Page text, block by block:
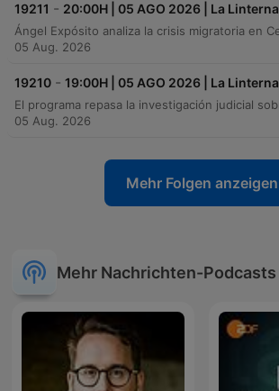
19211 - 20:00H | 05 AGO 2026 | La Linterna
05 Aug. 2026
19210 - 19:00H | 05 AGO 2026 | La Linterna
05 Aug. 2026
Mehr Folgen anzeigen
Mehr Nachrichten-Podcasts